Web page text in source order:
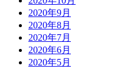
2020年9月
2020年8月
2020年7月
2020年6月
2020年5月